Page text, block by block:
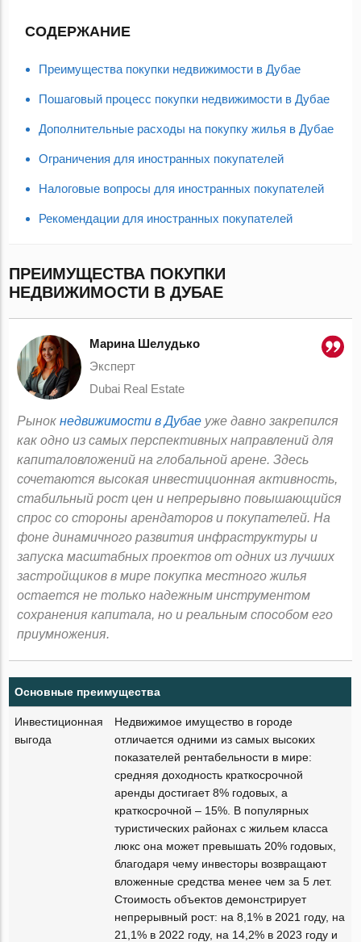
СОДЕРЖАНИЕ
Преимущества покупки недвижимости в Дубае
Пошаговый процесс покупки недвижимости в Дубае
Дополнительные расходы на покупку жилья в Дубае
Ограничения для иностранных покупателей
Налоговые вопросы для иностранных покупателей
Рекомендации для иностранных покупателей
ПРЕИМУЩЕСТВА ПОКУПКИ
НЕДВИЖИМОСТИ В ДУБАЕ
Марина Шелудько
Эксперт
Dubai Real Estate
Рынокнедвижимости в Дубае уже давно закрепился
как одно из самых перспективных направлений для
капиталовложений на глобальной арене. Здесь
сочетаются высокая инвестиционная активность,
стабильный рост цен и непрерывно повышающийся
спрос со стороны арендаторов и покупателей. На
фоне динамичного развития инфраструктуры и
запуска масштабных проектов от одних из лучших
застройщиков в мире покупка местного жилья
остается не только надежным инструментом
сохранения капитала, но и реальным способом его
приумножения.
Основные преимущества
Инвестиционная
выгода
Недвижимое имущество в городе
отличается одними из самых высоких
показателей рентабельности в мире:
средняя доходность краткосрочной
аренды достигает 8% годовых, а
краткосрочной – 15%. В популярных
туристических районах с жильем класса
люкс она может превышать 20% годовых,
благодаря чему инвесторы возвращают
вложенные средства менее чем за 5 лет.
Стоимость объектов демонстрирует
непрерывный рост: на 8,1% в 2021 году, на
21,1% в 2022 году, на 14,2% в 2023 году и